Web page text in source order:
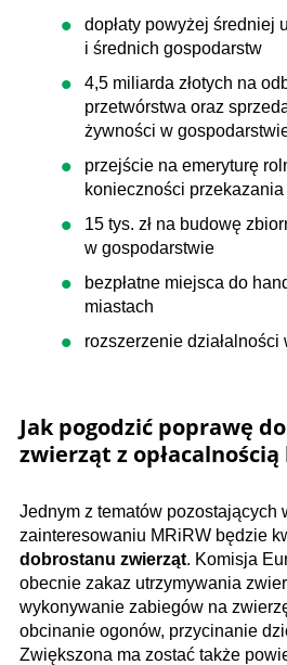
dopłaty powyżej średniej
i średnich gospodarstw
4,5 miliarda złotych na
przetwórstwa oraz
żywności w
przejście na emeryturę
konieczności
15 tys. zł na budowę
w gospodarstwie
bezpłatne miejsca do
miastach
rozszerzenie działalności
Jak pogodzić poprawę
zwierząt z
Jednym z tematów pozostających
zainteresowaniu MRiRW będzie
dobrostanu zwierząt. Komisja
obecnie zakaz utrzymywania
wykonywanie zabiegów na
obcinanie ogonów, przycinanie
Zwiększona ma zostać także